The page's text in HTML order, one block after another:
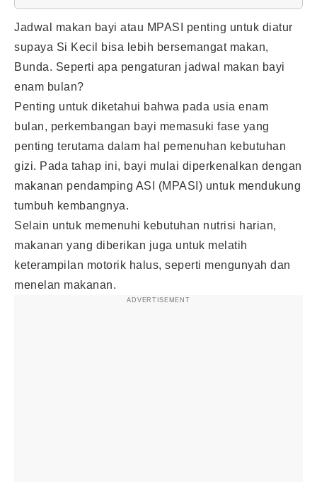
Jadwal makan bayi atau MPASI penting untuk diatur
supaya Si Kecil bisa lebih bersemangat makan,
Bunda. Seperti apa pengaturan jadwal makan bayi
enam bulan?
Penting untuk diketahui bahwa pada usia enam
bulan, perkembangan bayi memasuki fase yang
penting terutama dalam hal pemenuhan kebutuhan
gizi. Pada tahap ini, bayi mulai diperkenalkan dengan
makanan pendamping ASI (MPASI) untuk mendukung
tumbuh kembangnya.
Selain untuk memenuhi kebutuhan nutrisi harian,
makanan yang diberikan juga untuk melatih
keterampilan motorik halus, seperti mengunyah dan
menelan makanan.
ADVERTISEMENT